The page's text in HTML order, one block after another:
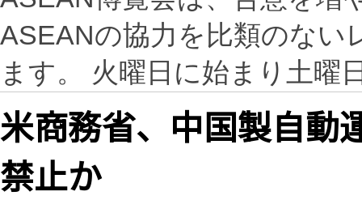
ASEANの協力を比類のない
ます。 火曜日に始まり土曜
米商務省、中国製自動
禁止か